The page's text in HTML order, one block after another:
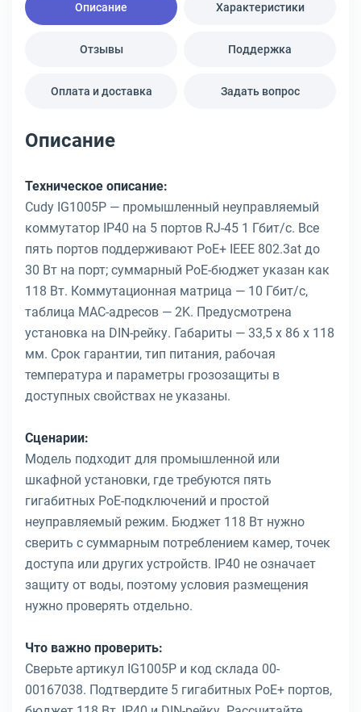
Описание Характеристики
Отзывы Поддержка
Оплата и доставка Задать вопрос
Описание
Техническое описание:
Cudy IG1005P — промышленный неуправляемый
коммутатор IP40 на 5 портов RJ-45 1 Гбит/с. Все
пять портов поддерживают PoE+ IEEE 802.3at до
30 Вт на порт; суммарный PoE-бюджет указан как
118 Вт. Коммутационная матрица — 10 Гбит/с,
таблица MAC-адресов — 2K. Предусмотрена
установка на DIN-рейку. Габариты — 33,5 x 86 x 118
мм. Срок гарантии, тип питания, рабочая
температура и параметры грозозащиты в
доступных свойствах не указаны.
Сценарии:
Модель подходит для промышленной или
шкафной установки, где требуются пять
гигабитных PoE-подключений и простой
неуправляемый режим. Бюджет 118 Вт нужно
сверить с суммарным потреблением камер, точек
доступа или других устройств. IP40 не означает
защиту от воды, поэтому условия размещения
нужно проверять отдельно.
Что важно проверить:
Сверьте артикул IG1005P и код склада 00-
00167038. Подтвердите 5 гигабитных PoE+ портов,